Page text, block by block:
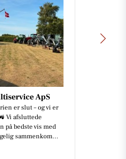
ApS
er slut – og vi er
Vi afsluttede
på bedste vis med
sammenkom...